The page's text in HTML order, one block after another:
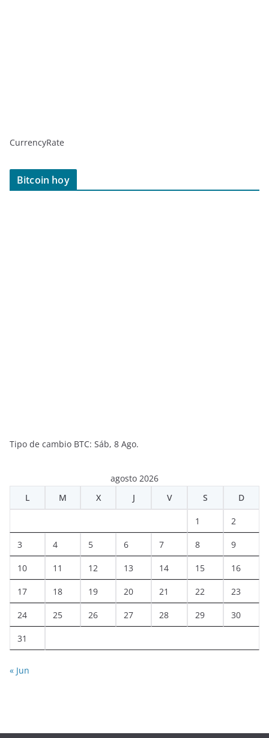
CurrencyRate
Bitcoin hoy
Tipo de cambio BTC: Sáb, 8 Ago.
agosto 2026
L
M X J V S D
1 2
3 4 5 6 7 8 9
10 11 12 13 14 15 16
17 18 19 20 21 22 23
24 25 26 27 28 29 30
31
« Jun